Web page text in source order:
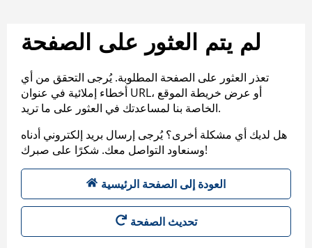
لم يتم العثور على الصفحة
تعذر العثور على الصفحة المطلوبة. يُرجى التحقق من أي
أخطاء إملائية في عنوان URL، أو عرض خريطة الموقع
الخاصة بنا لمساعدتك في العثور على ما تريد.
هل لديك أي مشكلة أخرى؟ يُرجى إرسال بريد إلكتروني أدناه
وسنعاود التواصل معك. شكرًا على صبرك!
العودة إلى الصفحة الرئيسية
تحديث الصفحة